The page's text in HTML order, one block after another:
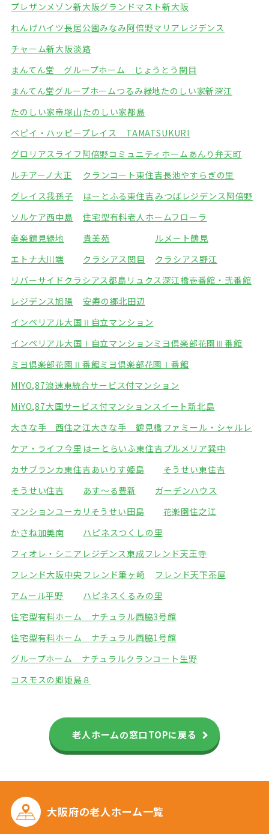
プレザンメゾン新大阪グランドマスト新大阪
れんげハイツ長居公園みなみ阿倍野マリアレジデンス
チャーム新大阪淡路
まんてん堂 グループホーム じょうとう関目
まんてん堂グループホームつるみ緑地たのしい家新深江
たのしい家帝塚山 たのしい家都島
ペピイ・ハッピープレイス TAMATSUKURI
グロリアスライフ阿倍野コミュニティホームあんり弁天町
ルチアーノ大正
クランコート東住吉長池やすらぎの里
グレイス我孫子
はーとふる東住吉 みつばレジデンス阿倍野
ソルケア西中島
住宅型有料老人ホームフローラ
幸楽鶴見緑地
貴美苑
ルメート鶴見
エトナ大川端
クラシアス関目
クラシアス野江
リバーサイドクラシアス都島 リュクス深江橋壱番館・弐番館
レジデンス旭陽
安寿の郷北田辺
インペリアル大国Ⅱ自立マンション
インペリアル大国Ⅰ自立マンションミヨ倶楽部花園Ⅲ番館
ミヨ倶楽部花園Ⅱ番館ミヨ倶楽部花園Ⅰ番館
MIYO,87浪速東統合サービス付マンション
MiYO,87大国サービス付マンションスイート新北島
大きな手 西住之江大きな手 鶴見橋 ファミール・シャルレ
ケア・ライフ今里 はーとらいふ東住吉プルメリア巽中
カサブランカ東住吉 あいりす姫島
そうせい東住吉
そうせい住吉
あす～る豊新
ガーデンハウス
マンションユーカリ そうせい田島
花楽園住之江
かさね加美南
ハピネスつくしの里
フィオレ・シニアレジデンス東成フレンド天王寺
フレンド大阪中央 フレンド筆ヶ崎
フレンド天下茶屋
アムール平野
ハピネスくるみの里
住宅型有料ホーム ナチュラル西脇3号館
住宅型有料ホーム ナチュラル西脇1号館
グループホーム ナチュラルクランコート生野
コスモスの郷姫島８
老人ホームの窓口TOPに戻る
大阪府の老人ホーム一覧